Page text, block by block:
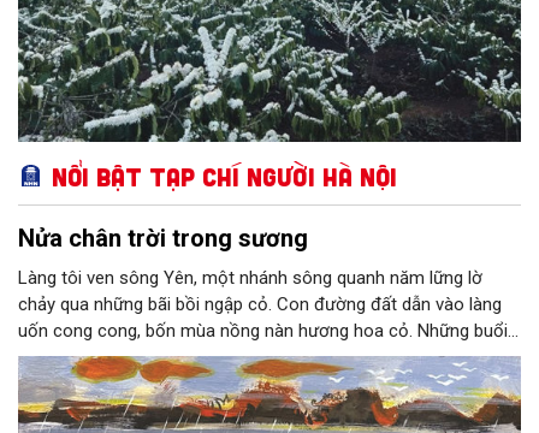
Nổi bật Tạp chí Người Hà Nội
Nửa chân trời trong sương
Làng tôi ven sông Yên, một nhánh sông quanh năm lững lờ
chảy qua những bãi bồi ngập cỏ. Con đường đất dẫn vào làng
uốn cong cong, bốn mùa nồng nàn hương hoa cỏ. Những buổi
hoàng hôn, khi nắng đã dịu xuống phía cuối sông, đám hoa tím
lại thẫm màu như có ai vừa rắc lên một lớp khói.